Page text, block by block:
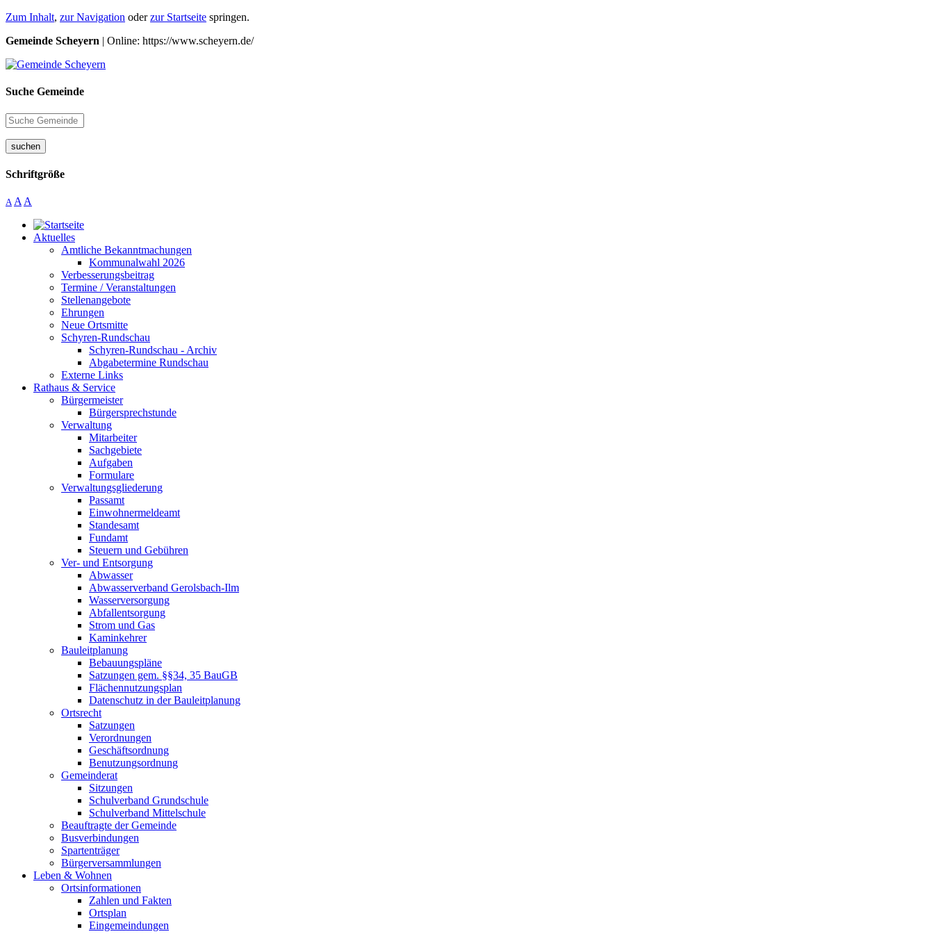
Zum Inhalt, zur Navigation oderzur Startseite springen.
Gemeinde Scheyern | Online: https://www.scheyern.de/
Suche Gemeinde
suchen
Schriftgröße
A A A
Aktuelles
Amtliche Bekanntmachungen
Kommunalwahl 2026
Verbesserungsbeitrag
Termine / Veranstaltungen
Stellenangebote
Ehrungen
Neue Ortsmitte
Schyren-Rundschau
Schyren-Rundschau - Archiv
Abgabetermine Rundschau
Externe Links
Rathaus & Service
Bürgermeister
Bürgersprechstunde
Verwaltung
Mitarbeiter
Sachgebiete
Aufgaben
Formulare
Verwaltungsgliederung
Passamt
Einwohnermeldeamt
Standesamt
Fundamt
Steuern und Gebühren
Ver- und Entsorgung
Abwasser
Abwasserverband Gerolsbach-Ilm
Wasserversorgung
Abfallentsorgung
Strom und Gas
Kaminkehrer
Bauleitplanung
Bebauungspläne
Satzungen gem. §§34, 35 BauGB
Flächennutzungsplan
Datenschutz in der Bauleitplanung
Ortsrecht
Satzungen
Verordnungen
Geschäftsordnung
Benutzungsordnung
Gemeinderat
Sitzungen
Schulverband Grundschule
Schulverband Mittelschule
Beauftragte der Gemeinde
Busverbindungen
Spartenträger
Bürgerversammlungen
Leben & Wohnen
Ortsinformationen
Zahlen und Fakten
Ortsplan
Eingemeindungen